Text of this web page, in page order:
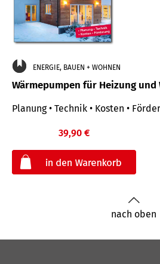
ENERGIE, BAUEN + WOHNEN
Wärmepumpen für Heizung und
Planung • Technik • Kosten •
39,90 €
nach oben